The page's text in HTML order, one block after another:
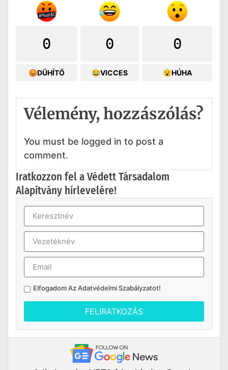
0
😡DÜHÍTŐ
0
😂VICCES
0
😮HÚHA
Vélemény, hozzászólás?
You must be logged in to post a
comment.
Iratkozzon fel a Védett Társadalom
Alapítvány hírlevelére!
Elfogadom AzAdatvédelmi Szabályzatot!
FELIRATKOZÁS